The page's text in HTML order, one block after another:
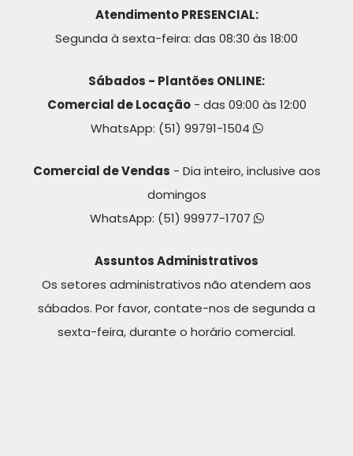
Atendimento PRESENCIAL:
Segunda à sexta-feira: das 08:30 às 18:00
Sábados - Plantões ONLINE:
Comercial de Locação- das 09:00 às 12:00
WhatsApp: (51) 99791-1504
Comercial de Vendas - Dia inteiro, inclusive aos
domingos
WhatsApp: (51) 99977-1707
Assuntos Administrativos
Os setores administrativos não atendem aos
sábados. Por favor, contate-nos de segunda a
sexta-feira, durante o horário comercial.